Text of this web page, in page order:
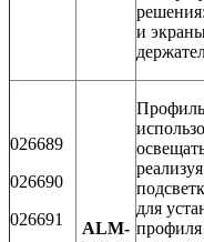
и
026689
026690
026691
ALM-
для
профиля